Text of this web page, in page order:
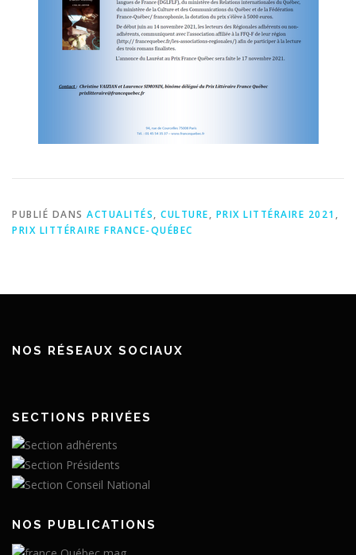
PUBLIÉ DANS ACTUALITÉS, CULTURE, PRIX LITTÉRAIRE 2021 ,
PRIX LITTÉRAIRE FRANCE-QUÉBEC
NOS RÉSEAUX SOCIAUX
SECTIONS PRIVÉES
NOS PUBLICATIONS